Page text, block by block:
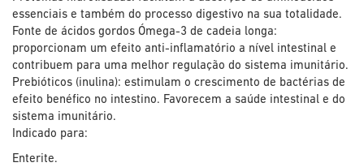
essenciais e também do processo digestivo na sua totalidade.
Fonte de ácidos gordos Ómega-3 de cadeia longa:
proporcionam um efeito anti-inflamatório a nível intestinal e
contribuem para uma melhor regulação do sistema imunitário.
Prebióticos (inulina): estimulam o crescimento de bactérias de
efeito benéfico no intestino. Favorecem a saúde intestinal e do
sistema imunitário.
Indicado para:
Enterite.